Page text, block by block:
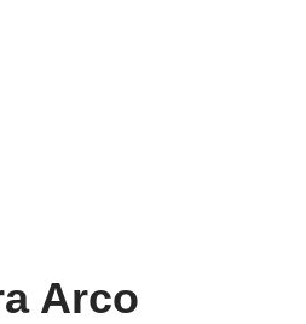
Arco